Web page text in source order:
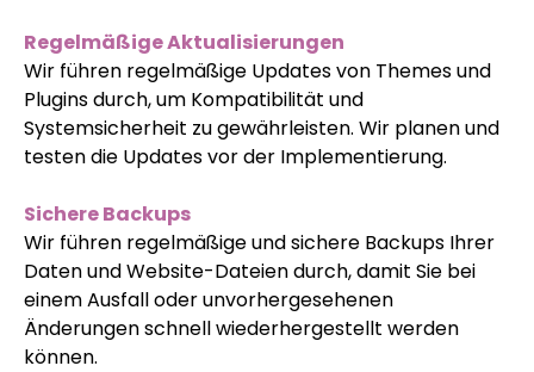
Regelmäßige Aktualisierungen
Wir führen regelmäßige Updates von Themes und
Plugins durch, um Kompatibilität und
Systemsicherheit zu gewährleisten. Wir planen und
testen die Updates vor der Implementierung.
Sichere Backups
Wir führen regelmäßige und sichere Backups Ihrer
Daten und Website-Dateien durch, damit Sie bei
einem Ausfall oder unvorhergesehenen
Änderungen schnell wiederhergestellt werden
können.